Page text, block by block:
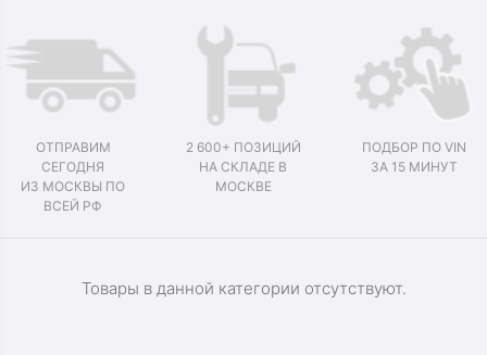
ОТПРАВИМ
СЕГОДНЯ
ИЗ МОСКВЫ ПО
ВСЕЙ РФ
2 600+ ПОЗИЦИЙ
НА СКЛАДЕ В
МОСКВЕ
ПОДБОР ПО VIN
ЗА 15 МИНУТ
Товары в данной категории отсутствуют.